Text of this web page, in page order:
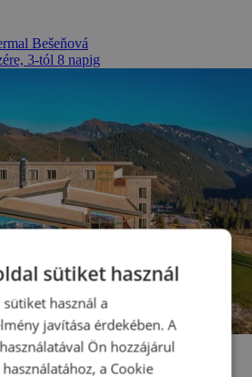
Bešeňová
3-tól 8 napig
sütiket használ
használ a
javítása érdekében. A
Ön hozzájárul
a Cookie